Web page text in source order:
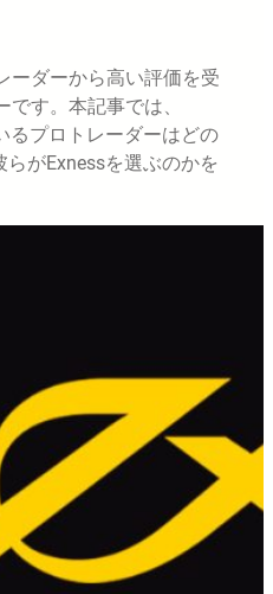
ーダーから高い評価を受
す。本記事では、
るプロトレーダーはどの
がExnessを選ぶのかを